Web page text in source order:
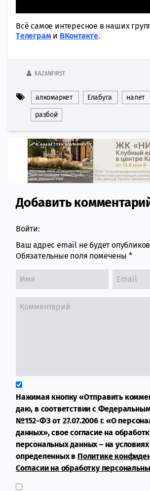
Всё самое интересное в наших
Tелеграми ВКонтакте.
KAZANFIRST
алкомаркет Елабуга налет
разбой
Comment section
Добавить
Войти:
Ваш адрес email не будет
Обязательные поля помечены *
Нажимая кнопку «Отправить
даю, в соответствии с
№152-ФЗ от 27.07.2006 г. «О
данных», свое согласие на
персональных данных – на
определенных в Политике
Согласии на обработку